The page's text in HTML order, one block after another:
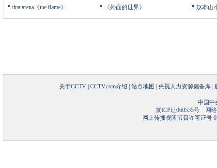
tina arena《the flame》
《外面的世界》
赵本山
关于CCTV CCTV.com介绍 站点地图 央视人力资源储备库
中国中
京ICP证060535号网络
网上传播视听节目许可证号